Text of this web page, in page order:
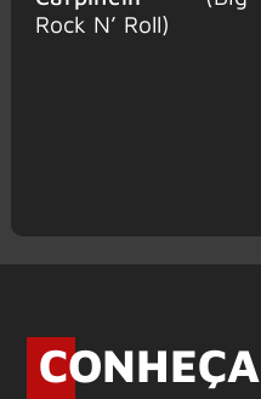
Rock N’ Roll)